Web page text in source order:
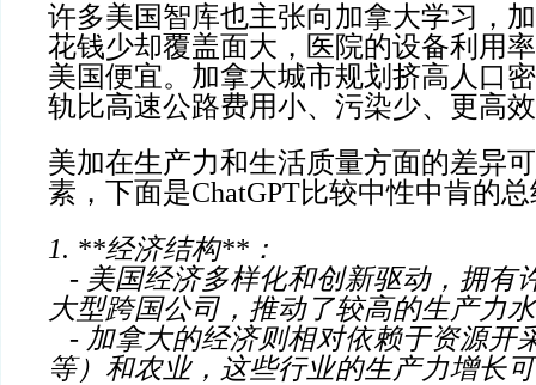
许多美国智库也主张向加拿大学习，
花钱少却覆盖面大，医院的设备利用
美国便宜。加拿大城市规划挤高人口
轨比高速公路费用小、污染少、更高
美加在生产力和生活质量方面的差异
素，下面是ChatGPT比较中性中肯的
1. **经济结构**：
- 美国经济多样化和创新驱动，拥有
大型跨国公司，推动了较高的生产力
- 加拿大的经济则相对依赖于资源开
等）和农业，这些行业的生产力增长